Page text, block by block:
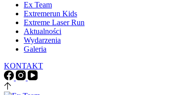
Ex Team
Extremerun Kids
Extreme Laser Run
Aktualności
Wydarzenia
Galeria
KONTAKT